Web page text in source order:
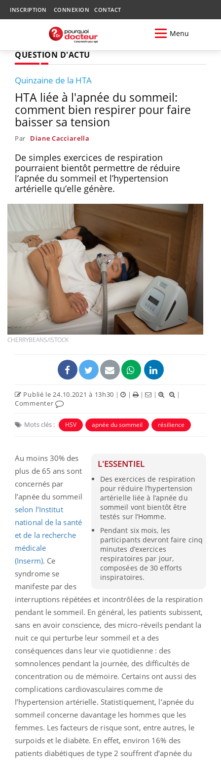
INSCRIPTION CONNEXION CONTACT
Menu
QUESTION D'ACTU
Quinzaine de la HTA
HTA liée à l'apnée du sommeil:
comment bien respirer pour faire
baisser sa tension
Par Diane Cacciarella
De simples exercices de respiration
pourraient bientôt permettre de réduire
l’apnée du sommeil et l’hypertension
artérielle qu’elle génère.
CHERRYBEANS/ISTOCK
Publié le 24.10.2021 à 13h30 | | | |
|
Commenter
Mots clés : HSV apnée du sommeil résilience
L'ESSENTIEL
Des exercices de respiration
pour réduire l’hypertension
artérielle liée à l’apnée du
sommeil vont bientôt être
testés sur l’Homme.
Pendant six mois, les
participants devront faire cinq
minutes d’exercices
respiratoires par jour,
composées de 30 efforts
inspiratoires.
Au moins 30% des
plus de 65 ans sont
concernés par
l’apnée du sommeil
selon l’Institut
national de la santé
et de la recherche
médicale
(Inserm). Ce
syndrome se
manifeste par des
interruptions répétées et incontrôlées de la respiration
pendant le sommeil. En général, les patients subissent,
sans en avoir conscience, des micro-réveils pendant la
nuit ce qui perturbe leur sommeil et a des
conséquences dans leur vie quotidienne : des
somnolences pendant la journée, des difficultés de
concentration ou de mémoire. Certains ont aussi des
complications cardiovasculaires comme de
l’hypertension artérielle. Statistiquement, l’apnée du
sommeil concerne davantage les hommes que les
femmes. Les facteurs de risque sont, entre autres, le
surpoids et le diabète. En effet, environ 16% des
patients diabétiques de type 2 souffrent d’apnée du